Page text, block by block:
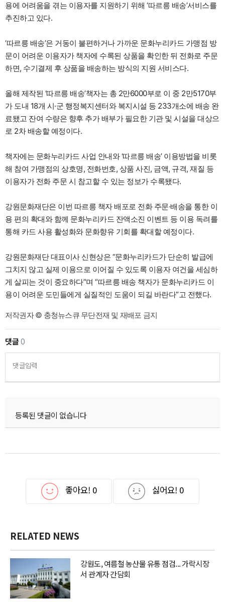
용에 어려움을 겪는 이용자를 지원하기 위해 ‘따르릉 배송’서비스를
추진하고 있다.
‘따르릉 배송’은 거동이 불편하거나 가까운 문화누리카드 가맹점 방
문이 어려운 이용자가 책자에 수록된 상품을 확인한 뒤 전화로 주문
하면, 수기결제 후 상품을 배송하는 방식의 지원 서비스다.
올해 제작된 ‘따르릉 배송’책자는 총 2만6000부로 이 중 2만5170부
가 도내 18개 시·군 행정복지센터와 복지시설 등 233개소에 배송 완
료됐고 잔여 수량은 향후 추가 배부가 필요한 기관 및 시설을 대상으
로 2차 배송할 예정이다.
책자에는 문화누리카드 사업 안내와 ‘따르릉 배송’ 이용방법을 비롯
해 참여 가맹점의 상호명, 전화번호, 상품 사진, 금액, 규격, 재질 등
이용자가 전화 주문 시 참고할 수 있는 정보가 수록됐다.
강원문화재단은 이번 따르릉 책자 배포로 전화 주문·배송을 통한 이
용 편의 확대와 함께 문화누리카드 잔액소진 이벤트 등 이용 독려를
통해 카드 사용 활성화와 문화향유 기회를 확대할 예정이다.
강원문화재단 대표이사 신현상은 “문화누리카드가 단순히 발급에
그치지 않고 실제 이용으로 이어질 수 있도록 이용자 여건을 세심하
게 살피는 것이 중요하다”며 “따르릉 배송 책자가 문화누리카드 이
용이 어려운 도민들에게 실질적인 도움이 되길 바란다”고 전했다.
저작권자 © 충청뉴스큐 무단전재 및 재배포 금지
댓글0
댓글입력
등록된 댓글이 없습니다
좋아요! 0 싫어요! 0
RELATED NEWS
강원도, 여름철 농산물 유통 점검... 가락시장
서 관계자 간담회